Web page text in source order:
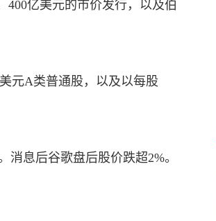
400亿美元的市价发行，以及伯
元A类普通股，以及以每股
息后谷歌盘后股价跌超2%。